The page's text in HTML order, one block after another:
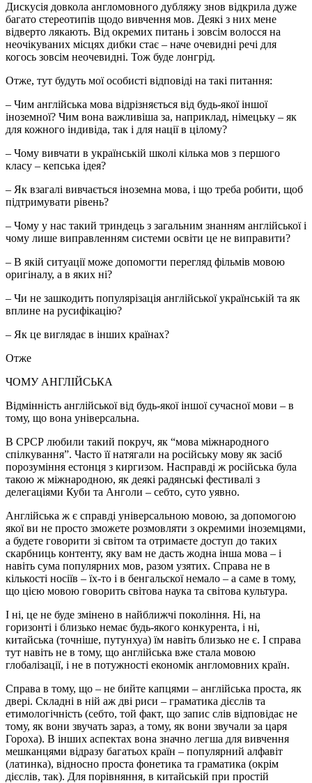
Дискусія довкола англомовного дубляжу знов відкрила дуже
багато стереотипів щодо вивчення мов. Деякі з них мене
відверто лякають. Від окремих питань і зовсім волосся на
неочікуваних місцях дибки стає – наче очевидні речі для
когось зовсім неочевидні. Тож буде лонгрід.
Отже, тут будуть мої особисті відповіді на такі питання:
– Чим англійська мова відрізняється від будь-якої іншої
іноземної? Чим вона важливіша за, наприклад, німецьку – як
для кожного індивіда, так і для нації в цілому?
– Чому вивчати в українській школі кілька мов з першого
класу – кепська ідея?
– Як взагалі вивчається іноземна мова, і що треба робити, щоб
підтримувати рівень?
– Чому у нас такий триндець з загальним знанням англійської і
чому лише виправленням системи освіти це не виправити?
– В якій ситуації може допомогти перегляд фільмів мовою
оригіналу, а в яких ні?
– Чи не зашкодить популярізація англійської українській та як
вплине на русифікацію?
– Як це виглядає в інших країнах?
Отже
ЧОМУ АНГЛІЙСЬКА
Відмінність англійської від будь-якої іншої сучасної мови – в
тому, що вона універсальна.
В СРСР любили такий покруч, як “мова міжнародного
спілкування”. Часто її натягали на російську мову як засіб
порозуміння естонця з киргизом. Насправді ж російська була
такою ж міжнародною, як деякі радянські фестивалі з
делегаціями Куби та Анголи – себто, суто уявно.
Англійська ж є справді універсальною мовою, за допомогою
якої ви не просто зможете розмовляти з окремими іноземцями,
а будете говорити зі світом та отримаєте доступ до таких
скарбниць контенту, яку вам не дасть жодна інша мова – і
навіть сума популярних мов, разом узятих. Справа не в
кількості носіїв – їх-то і в бенгальскої немало – а саме в тому,
що цією мовою говорить світова наука та світова культура.
І ні, це не буде змінено в найближчі покоління. Ні, на
горизонті і близько немає будь-якого конкурента, і ні,
китайська (точніше, путунхуа) їм навіть близько не є. І справа
тут навіть не в тому, що англійська вже стала мовою
глобалізації, і не в потужності економік англомовних країн.
Справа в тому, що – не бийте капцями – англійська проста, як
двері. Складні в ній аж дві риси – граматика дієслів та
етимологічність (себто, той факт, що запис слів відповідає не
тому, як вони звучать зараз, а тому, як вони звучали за царя
Гороха). В інших аспектах вона значно легша для вивчення
мешканцями відразу багатьох країн – популярний алфавіт
(латинка), відносно проста фонетика та граматика (окрім
дієслів, так). Для порівняння, в китайській при простій